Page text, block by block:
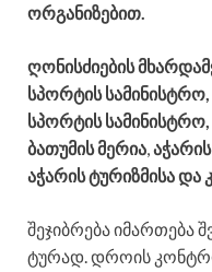
ორგანიზებით.
ღონისძიების
სპორტის
სპორტის
ბათუმის მერია,
აჭარის ტურიზმისა
შეჯიბრება იმართება
ტურად. დროის